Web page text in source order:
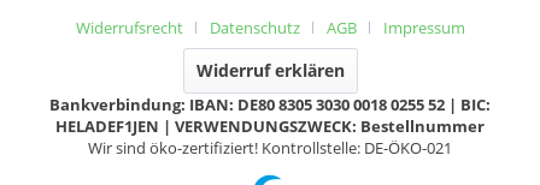
Widerrufsrecht
Datenschutz AGB Impressum
Widerruf erklären
Bankverbindung: IBAN: DE80 8305 3030 0018 0255 52 | BIC:
HELADEF1JEN | VERWENDUNGSZWECK: Bestellnummer
Wir sind öko-zertifiziert! Kontrollstelle: DE-ÖKO-021